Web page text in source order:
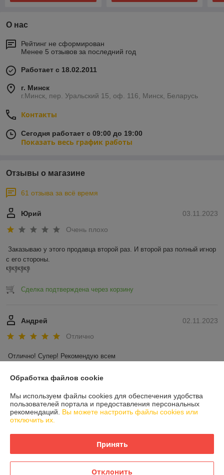
О нас
Рейтинг не сформирован
Менее 5 отзывов за последний год
Работает с 18.02.2011
г. Минск
г.Минск, пер. Уральский 15, оф. 116, Минск, Беларусь
Контакты
Сегодня работает с 09:00 до 19:00
Показать весь график работы
Отзывы о магазине
61 отзыва за всё время
03.11.2023
Юрий
Очень плохо
Заказываю у этого продавца второй раз. И второй раз полный игнор
с его стороны.
👎👎👎👎
Сделка подтверждена через корзину
02.11.2023
Андрей
Отлично
Отлично! Супер! Рекомендую всем
Показать все отзывы
О нас
Контакты
Доставка и оплата
Обработка файлов cookie
Мы используем файлы cookies для обеспечения удобства
пользователей портала и предоставления персональных
рекомендаций. Вы можете настроить файлы cookies или
отключить их.
Принять
Отклонить